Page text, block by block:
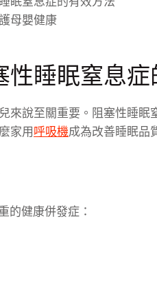
母嬰健康
性睡眠窒息
來說至關重要。阻塞性睡眠
家用呼吸機成為改善睡眠品
的健康併發症：